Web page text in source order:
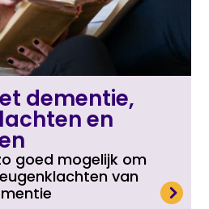
dementie,
en
goed mogelijk om
van